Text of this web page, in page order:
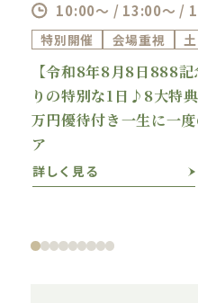
10:00～ / 13:00～ /
特別開催 会場重視
【令和8年8月8日888
りの特別な1日♪8大特
万円優待付き一生に一
ア
詳しく見る